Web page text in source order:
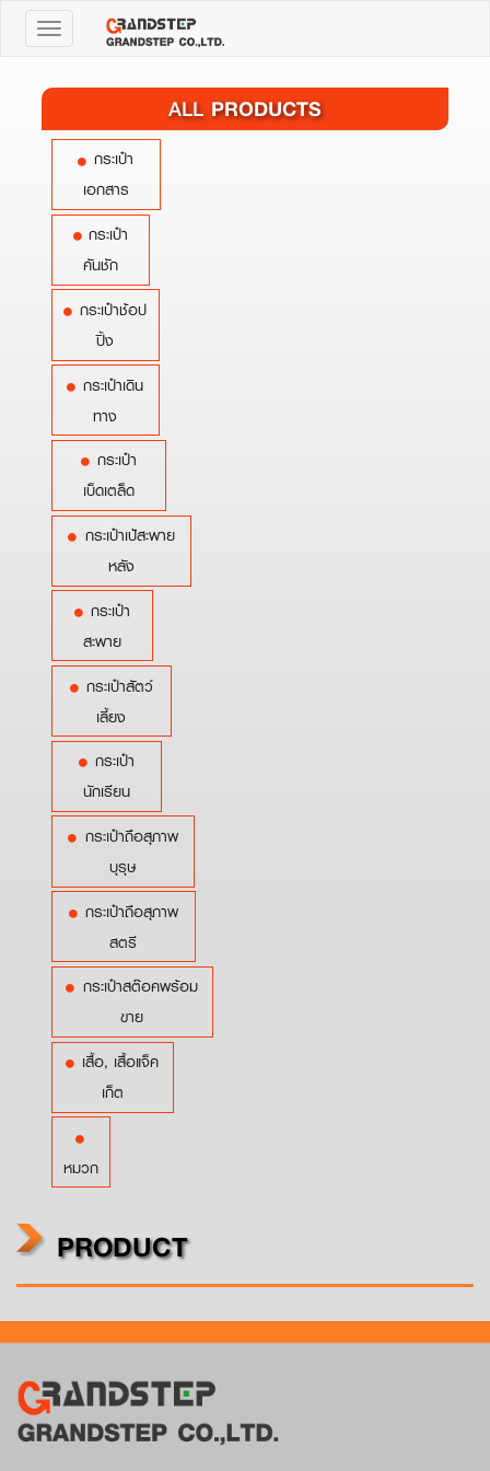
Toggle
ALL PRODUCTS
กระเป๋า
เอกสาร
กระเป๋า
คันชัก
กระเป๋าช้อป
ปิ้ง
กระเป๋าเดิน
ทาง
กระเป๋า
เบ็ดเตล็ด
กระเป๋าเป้สะพาย
หลัง
กระเป๋า
สะพาย
กระเป๋าสัตว์
เลี้ยง
กระเป๋า
นักเรียน
กระเป๋าถือสุภาพ
บุรุษ
กระเป๋าถือสุภาพ
สตรี
กระเป๋าสต๊อคพร้อม
ขาย
เสื้อ, เสื้อแจ็ค
เก็ต
หมวก
PRODUCT